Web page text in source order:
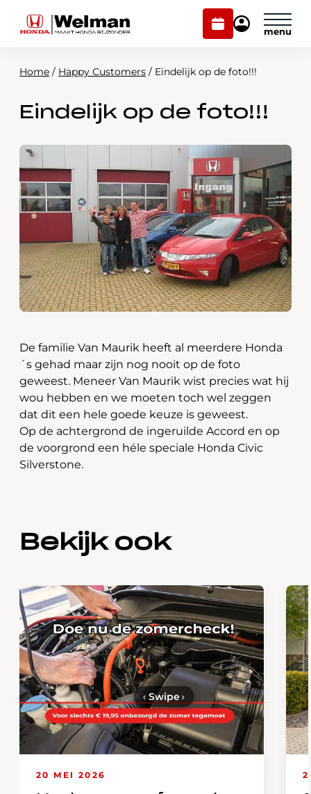
Plan
onderhoud
Mijn
Modellen
Voorraad
Onderhoud en service
Over ons
Webshop
Contact
Plan onderhoud
Mijn Honda Welman
Home / Happy Customers / Eindelijk op de foto!!!
Eindelijk op de foto!!!
De familie Van Maurik heeft al meerdere Honda
´s gehad maar zijn nog nooit op de foto
geweest. Meneer Van Maurik wist precies wat hij
wou hebben en we moeten toch wel zeggen
dat dit een hele goede keuze is geweest.
Op de achtergrond de ingeruilde Accord en op
de voorgrond een héle speciale Honda Civic
Silverstone.
Bekijk ook
20 MEI 2026
‹ Swipe›